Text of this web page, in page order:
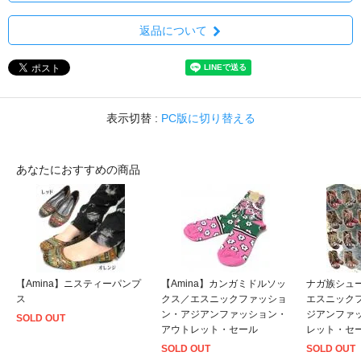
返品について
表示切替 : PC版に切り替える
あなたにおすすめの商品
【Amina】ニスティーパンプ
ス
SOLD OUT
【Amina】カンガミドルソッ
クス／エスニックファッショ
ン・アジアンファッション・
アウトレット・セール
SOLD OUT
ナガ族シュ
エスニック
ジアンファ
レット・セ
SOLD OUT